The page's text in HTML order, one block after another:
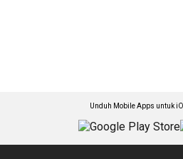
Unduh Mobile Apps untuk